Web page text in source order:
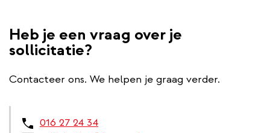
Heb je een vraag over je
sollicitatie?
Contacteer ons. We helpen je graag verder.
016 27 24 34